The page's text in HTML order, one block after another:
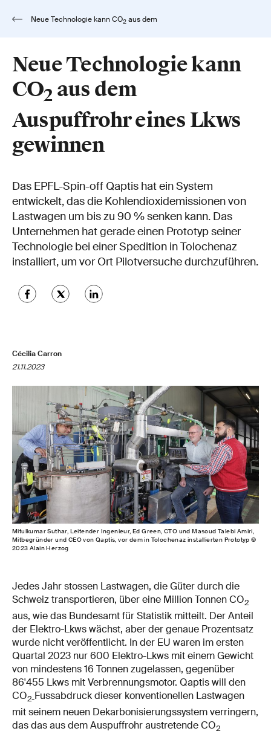
Neue Technologie kann CO2 aus dem
Neue Technologie kann
CO2 aus dem
Auspuffrohr eines Lkws
gewinnen
Das EPFL-Spin-off Qaptis hat ein System
entwickelt, das die Kohlendioxidemissionen von
Lastwagen um bis zu 90 % senken kann. Das
Unternehmen hat gerade einen Prototyp seiner
Technologie bei einer Spedition in Tolochenaz
installiert, um vor Ort Pilotversuche durchzuführen.
Cécilia Carron
21.11.2023
Mitulkumar Suthar, Leitender Ingenieur, Ed Green, CTO und Masoud Talebi Amiri,
Mitbegründer und CEO von Qaptis, vor dem in Tolochenaz installierten Prototyp ©
2023 Alain Herzog
Jedes Jahr stossen Lastwagen, die Güter durch die
Schweiz transportieren, über eine Million Tonnen CO2
aus, wie das Bundesamt für Statistik mitteilt. Der Anteil
der Elektro-Lkws wächst, aber der genaue Prozentsatz
wurde nicht veröffentlicht. In der EU waren im ersten
Quartal 2023 nur 600 Elektro-Lkws mit einem Gewicht
von mindestens 16 Tonnen zugelassen, gegenüber
86'455 Lkws mit Verbrennungsmotor. Qaptis will den
CO2-Fussabdruck dieser konventionellen Lastwagen
mit seinem neuen Dekarbonisierungssystem verringern,
das das aus dem Auspuffrohr austretende CO2